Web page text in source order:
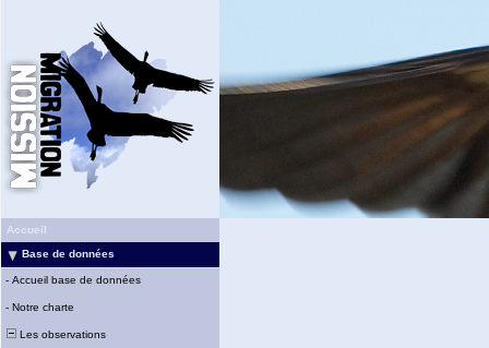
Accueil
Base de données
- Accueil base de données
- Notre charte
Les observations